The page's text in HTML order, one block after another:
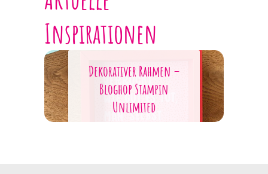
Inspirationen
Dekorativer Rahmen –
Bloghop Stampin
Unlimited